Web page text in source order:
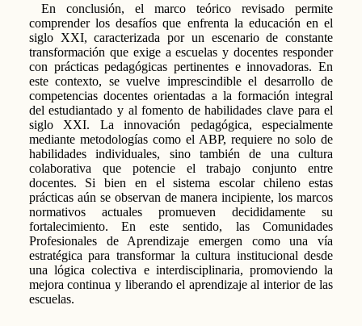
En conclusión, el marco teórico revisado permite
comprender los desafíos que enfrenta la educación en el
siglo XXI, caracterizada por un escenario de constante
transformación que exige a escuelas y docentes responder
con prácticas pedagógicas pertinentes e innovadoras. En
este contexto, se vuelve imprescindible el desarrollo de
competencias docentes orientadas a la formación integral
del estudiantado y al fomento de habilidades clave para el
siglo XXI. La innovación pedagógica, especialmente
mediante metodologías como el ABP, requiere no solo de
habilidades individuales, sino también de una cultura
colaborativa que potencie el trabajo conjunto entre
docentes. Si bien en el sistema escolar chileno estas
prácticas aún se observan de manera incipiente, los marcos
normativos actuales promueven decididamente su
fortalecimiento. En este sentido, las Comunidades
Profesionales de Aprendizaje emergen como una vía
estratégica para transformar la cultura institucional desde
una lógica colectiva e interdisciplinaria, promoviendo la
mejora continua y liberando el aprendizaje al interior de las
escuelas.